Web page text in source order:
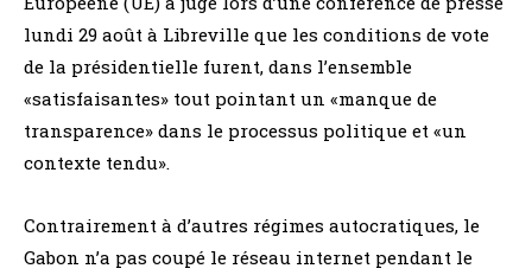
lundi 29 août à Libreville que les conditions de vote
de la présidentielle furent, dans l’ensemble
«satisfaisantes» tout pointant un «manque de
transparence» dans le processus politique et «un
contexte tendu».
Contrairement à d’autres régimes autocratiques, le
Gabon n’a pas coupé le réseau internet pendant le